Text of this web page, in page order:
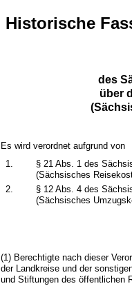
Historische
des
über
Es wird verordnet aufgrund von
1.
§ 21 Abs. 1 des
(Sächsisches
2.
§ 12 Abs. 4 des
(Sächsisches
(1) Berechtigte nach dieser
der Landkreise und der
und Stiftungen des öffentlichen